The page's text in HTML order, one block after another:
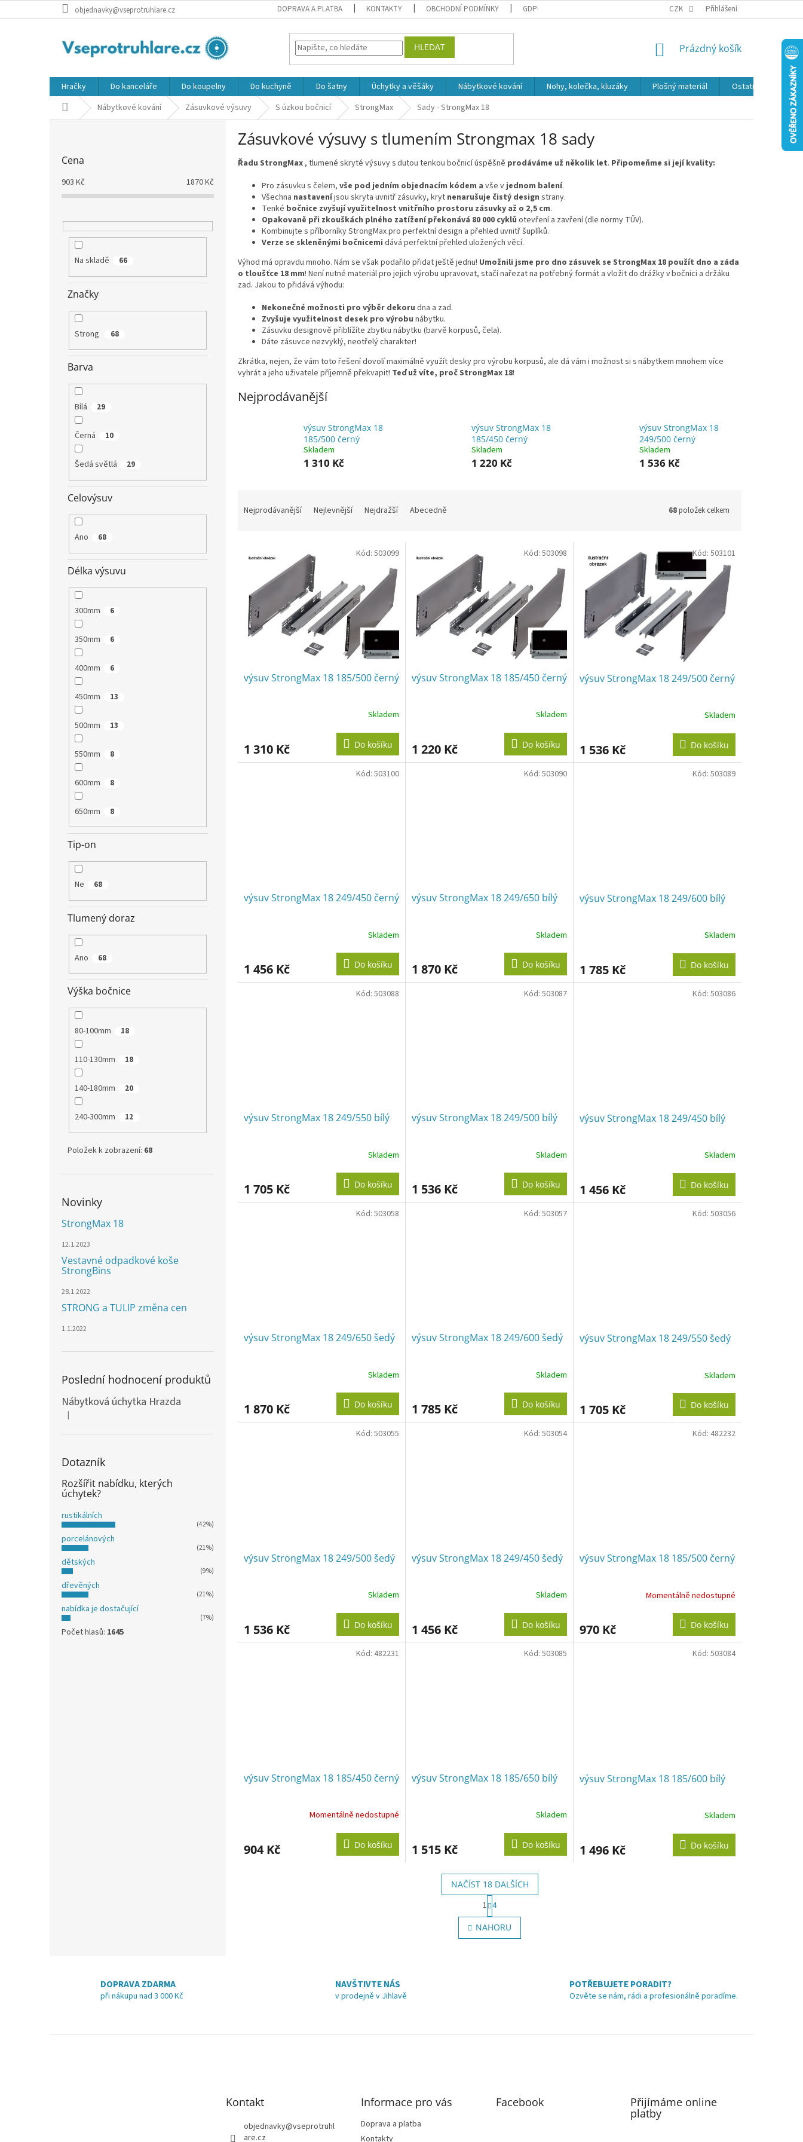
na
objednavky@vseprotruhlare.cz DOPRAVA A PLATBA KONTAKTY OBCHODNÍ PODMÍNKY GDPR CZK Přihlášení
HLEDAT
NÁKUPNÍ
Prázdný košík
Hračky Do kanceláře Do koupelny Do kuchyně Do šatny Úchytky a věšáky Nábytkové kování Nohy, kolečka, kluzáky Plošný materiál Ostatní
Domů Nábytkové kování Zásuvkové výsuvy S úzkou bočnicí StrongMax Sady - StrongMax 18
Cena
903 Kč 1870Kč
Na skladě 66
Značky
Strong 68
Barva
Bílá 29
Černá 10
Šedá světlá 29
Celovýsuv
Ano 68
Délka výsuvu
300mm 6
350mm 6
400mm 6
450mm 13
500mm 13
550mm 8
600mm 8
650mm 8
Tip-on
Ne 68
Tlumený doraz
Ano 68
Výška bočnice
80-100mm 18
110-130mm 18
140-180mm 20
240-300mm 12
Položek k zobrazení: 68
Novinky
StrongMax 18
12.1.2023
Vestavné odpadkové koše
StrongBins
28.1.2022
STRONG a TULIP změna cen
1.1.2022
Poslední hodnocení produktů
Nábytková úchytka Hrazda
Hodnocení produktu je 5 z 5 hvězdiček.
|
Dotazník
Rozšířit nabídku, kterých
úchytek?
rustikálních
(42%)
porcelánových
(21%)
dětských
(9%)
dřevěných
(21%)
nabídka je dostačující
(7%)
Počet hlasů: 1645
Zásuvkové výsuvy s tlumením Strongmax 18 sady
Řadu StrongMax , tlumené skryté výsuvy s dutou tenkou bočnicí úspěšně prodáváme už několik let. Připomeňme si její kvality:
Pro zásuvku s čelem, vše pod jedním objednacím kódem a vše v jednom balení.
Všechna nastaveníjsou skryta uvnitř zásuvky, kryt nenarušuje čistý design strany.
Tenké bočnice zvyšují využitelnost vnitřního prostoru zásuvky až o 2,5 cm.
Opakovaně při zkouškách plného zatížení překonává 80 000 cyklů otevření a zavření (dle normy TŰV).
Kombinujte s příborníky StrongMax pro perfektní design a přehled uvnitř šuplíků.
Verze se skleněnými bočnicemi dává perfektní přehled uložených věcí.
Výhod má opravdu mnoho. Nám se však podařilo přidat ještě jednu! Umožnili jsme pro dno zásuvek se StrongMax 18 použít dno a záda
o tloušťce 18 mm! Není nutné materiál pro jejich výrobu upravovat, stačí nařezat na potřebný formát a vložit do drážky v bočnici a držáku
zad. Jakou to přidává výhodu:
Nekonečné možnosti pro výběr dekoru dna a zad.
Zvyšuje využitelnost desek pro výrobu nábytku.
Zásuvku designově přiblížíte zbytku nábytku (barvě korpusů, čela).
Dáte zásuvce nezvyklý, neotřelý charakter!
Zkrátka, nejen, že vám toto řešení dovolí maximálně využít desky pro výrobu korpusů, ale dá vám i možnost si s nábytkem mnohem více
vyhrát a jeho uživatele příjemně překvapit! Teď už víte, proč StrongMax 18!
Nejprodávanější
výsuv StrongMax 18
185/500 černý
Skladem
1 310 Kč
výsuv StrongMax 18
185/450 černý
Skladem
1 220 Kč
výsuv StrongMax 18
249/500 černý
Skladem
1 536 Kč
Nejprodávanější Nejlevnější Nejdražší Abecedně 68položek celkem
výsuv StrongMax 18 185/500 černý
Skladem
1 310 Kč Do košíku
Kód: 503099
výsuv StrongMax 18 185/450 černý
Skladem
1 220 Kč Do košíku
Kód: 503098
výsuv StrongMax 18 249/500 černý
Skladem
1 536 Kč Do košíku
Kód: 503101
výsuv StrongMax 18 249/450 černý
Skladem
1 456 Kč Do košíku
Kód: 503100
výsuv StrongMax 18 249/650 bílý
Skladem
1 870 Kč Do košíku
Kód: 503090
výsuv StrongMax 18 249/600 bílý
Skladem
1 785 Kč Do košíku
Kód: 503089
výsuv StrongMax 18 249/550 bílý
Skladem
1 705 Kč Do košíku
Kód: 503088
výsuv StrongMax 18 249/500 bílý
Skladem
1 536 Kč Do košíku
Kód: 503087
výsuv StrongMax 18 249/450 bílý
Skladem
1 456 Kč Do košíku
Kód: 503086
výsuv StrongMax 18 249/650 šedý
Skladem
1 870 Kč Do košíku
Kód: 503058
výsuv StrongMax 18 249/600 šedý
Skladem
1 785 Kč Do košíku
Kód: 503057
výsuv StrongMax 18 249/550 šedý
Skladem
1 705 Kč Do košíku
Kód: 503056
výsuv StrongMax 18 249/500 šedý
Skladem
1 536 Kč Do košíku
Kód: 503055
výsuv StrongMax 18 249/450 šedý
Skladem
1 456 Kč Do košíku
Kód: 503054
výsuv StrongMax 18 185/500 černý
Momentálně nedostupné
970 Kč Do košíku
Kód: 482232
výsuv StrongMax 18 185/450 černý
Momentálně nedostupné
904 Kč Do košíku
Kód: 482231
výsuv StrongMax 18 185/650 bílý
Skladem
1 515 Kč Do košíku
Kód: 503085
výsuv StrongMax 18 185/600 bílý
Skladem
1 496 Kč Do košíku
Kód: 503084
O
v
l
k
NAČÍST 18 DALŠÍCH
S
t
r
á
n
1 4
NAHORU
DOPRAVA ZDARMA
při nákupu nad 3 000 Kč
NAVŠTIVTE NÁS
v prodejně v Jihlavě
POTŘEBUJETE PORADIT?
Ozvěte se nám, rádi a profesionálně poradíme.
Kontakt
objednavky@vseprotruhl
are.cz
Informace pro vás
Doprava a platba
Kontakty
Facebook Přijímáme online
platby